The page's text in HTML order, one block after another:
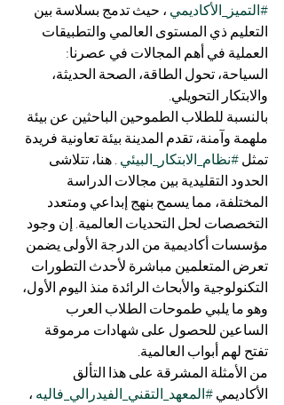
#التميز_الأكاديمي ، حيث تدمج بسلاسة بين
التعليم ذي المستوى العالمي والتطبيقات
العملية في أهم المجالات في عصرنا:
السياحة، تحول الطاقة، الصحة الحديثة،
والابتكار التحويلي.
بالنسبة للطلاب الطموحين الباحثين عن بيئة
ملهمة وآمنة، تقدم المدينة بيئة تعاونية فريدة
تمثل #نظام_الابتكار_البيئي . هنا، تتلاشى
الحدود التقليدية بين مجالات الدراسة
المختلفة، مما يسمح بنهج إبداعي ومتعدد
التخصصات لحل التحديات العالمية. إن وجود
مؤسسات أكاديمية من الدرجة الأولى يضمن
تعرض المتعلمين مباشرة لأحدث التطورات
التكنولوجية والأبحاث الرائدة منذ اليوم الأول،
وهو ما يلبي طموحات الطلاب العرب
الساعين للحصول على شهادات مرموقة
تفتح لهم أبواب العالمية.
من الأمثلة المشرقة على هذا التألق
الأكاديمي #المعهد_التقني_الفيدرالي_فاليه ،